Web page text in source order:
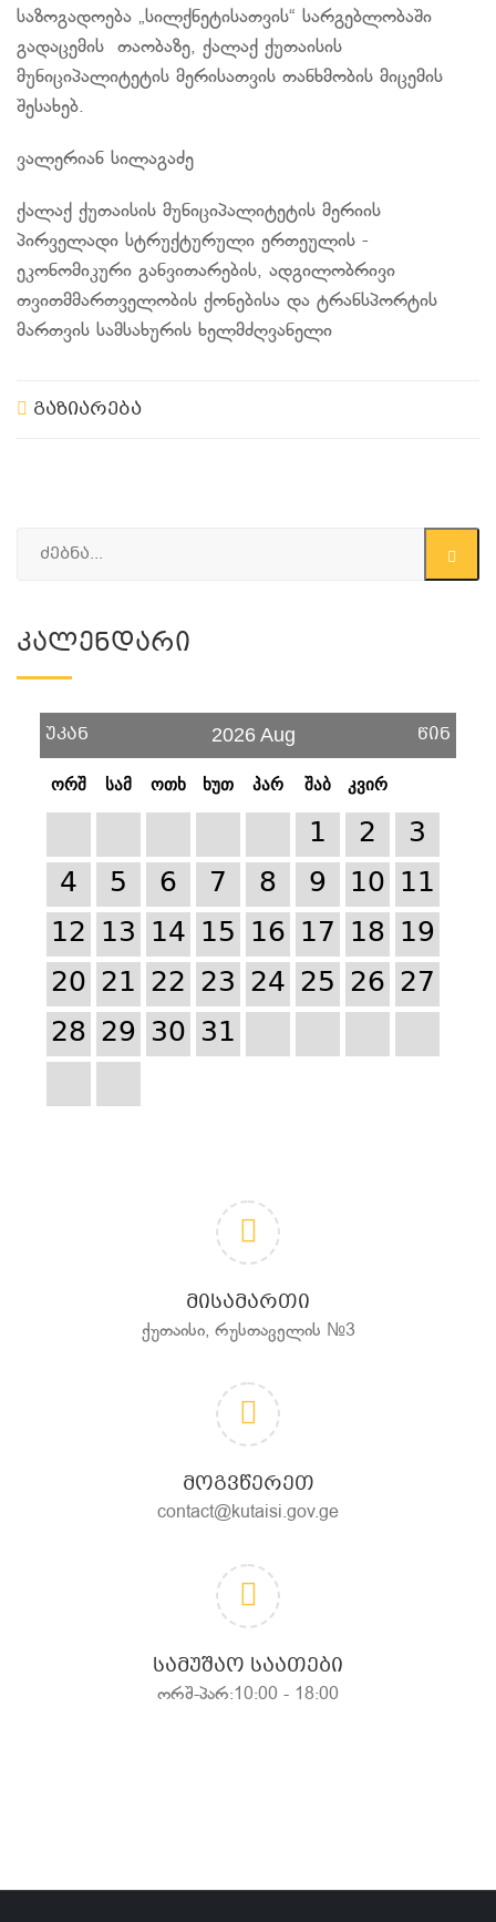
საზოგადოება „სილქნეტისათვის“ სარგებლობაში
გადაცემის თაობაზე, ქალაქ ქუთაისის
მუნიციპალიტეტის მერისათვის თანხმობის მიცემის
შესახებ.
ვალერიან სილაგაძე
ქალაქ ქუთაისის მუნიციპალიტეტის მერიის
პირველადი სტრუქტურული ერთეულის -
ეკონომიკური განვითარების, ადგილობრივი
თვითმმართველობის ქონებისა და ტრანსპორტის
მართვის სამსახურის ხელმძღვანელი
გაზიარება
Კალენდარი
უკან 2026 Aug წინ
ორშ სამ ოთხ ხუთ პარ შაბ კვირ
1 2
3
4
5 6 7 8 9 10 11
12 13 14 15 16 17 18 19
20 21 22 23 24 25 26 27
28 29 30 31
ᲛᲘᲡᲐᲛᲐᲠᲗᲘ
ქუთაისი, რუსთაველის №3
ᲛᲝᲒᲕᲬᲔᲠᲔᲗ
contact@kutaisi.gov.ge
ᲡᲐᲛᲣᲨᲐᲝ ᲡᲐᲐᲗᲔᲑᲘ
ორშ-პარ:10:00 - 18:00